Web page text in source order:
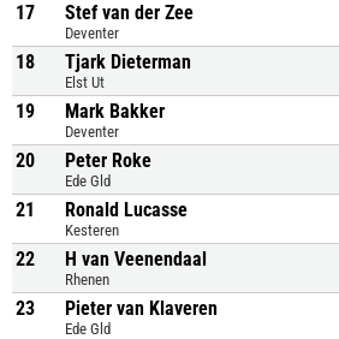
17 Stef van der Zee
Deventer
18 Tjark Dieterman
Elst Ut
19 Mark Bakker
Deventer
20 Peter Roke
Ede Gld
21 Ronald Lucasse
Kesteren
22 H van Veenendaal
Rhenen
23 Pieter van Klaveren
Ede Gld